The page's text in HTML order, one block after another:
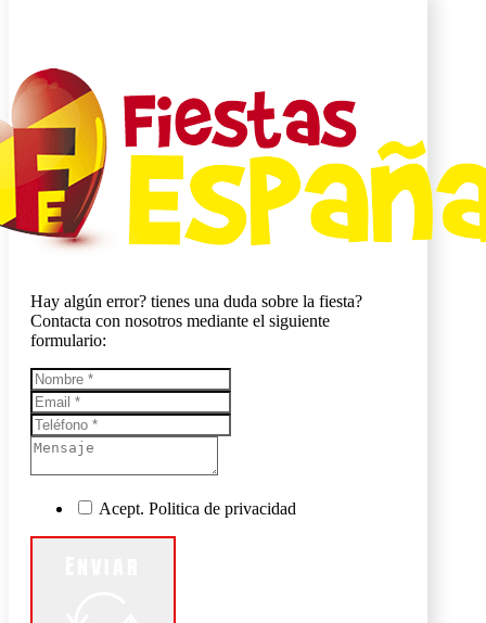
Hay algún error? tienes una duda sobre la fiesta?
Contacta con nosotros mediante el siguiente
formulario:
Acept. Politica de privacidad